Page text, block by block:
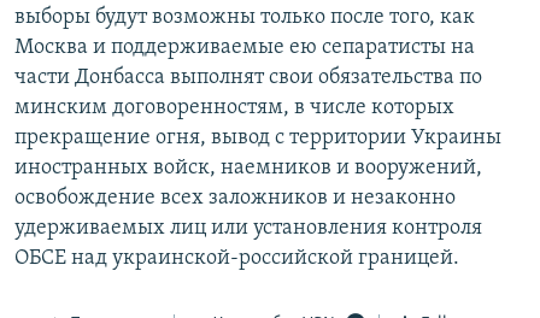
выборы будут возможны только после того, как
Москва и поддерживаемые ею сепаратисты на
части Донбасса выполнят свои обязательства по
минским договоренностям, в числе которых
прекращение огня, вывод с территории Украины
иностранных войск, наемников и вооружений,
освобождение всех заложников и незаконно
удерживаемых лиц или установления контроля
ОБСЕ над украинской-российской границей.